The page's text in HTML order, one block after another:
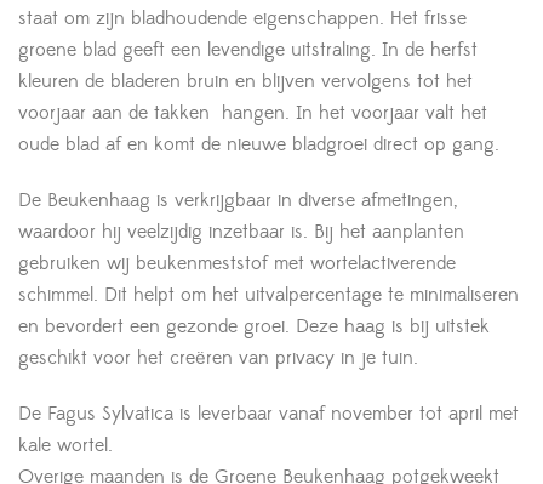
staat om zijn bladhoudende eigenschappen. Het frisse
groene blad geeft een levendige uitstraling. In de herfst
kleuren de bladeren bruin en blijven vervolgens tot het
voorjaar aan de takken hangen. In het voorjaar valt het
oude blad af en komt de nieuwe bladgroei direct op gang.
De Beukenhaag is verkrijgbaar in diverse afmetingen,
waardoor hij veelzijdig inzetbaar is. Bij het aanplanten
gebruiken wij beukenmeststof met wortelactiverende
schimmel. Dit helpt om het uitvalpercentage te minimaliseren
en bevordert een gezonde groei. Deze haag is bij uitstek
geschikt voor het creëren van privacy in je tuin.
De Fagus Sylvatica is leverbaar vanaf november tot april met
kale wortel.
Overige maanden is de Groene Beukenhaag potgekweekt